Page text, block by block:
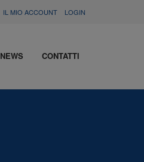
IL MIO ACCOUNT LOGIN
NEWS CONTATTI